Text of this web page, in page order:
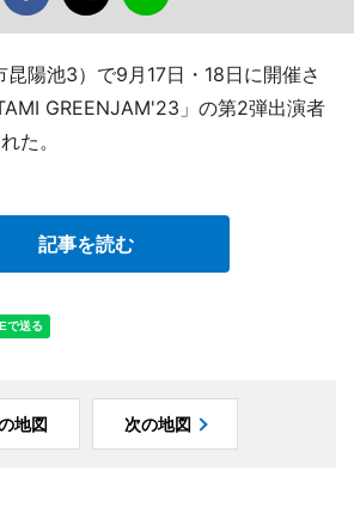
陽池3）で9月17日・18日に開催さ
GREENJAM'23」の第2弾出演者
た。
記事を読む
地図 次の地図